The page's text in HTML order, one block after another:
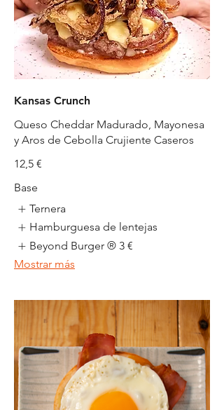
Kansas Crunch
Queso Cheddar Madurado, Mayonesa
y Aros de Cebolla Crujiente Caseros
12,5 €
Base
Ternera
Hamburguesa de lentejas
Beyond Burger ® 3 €
Mostrar más